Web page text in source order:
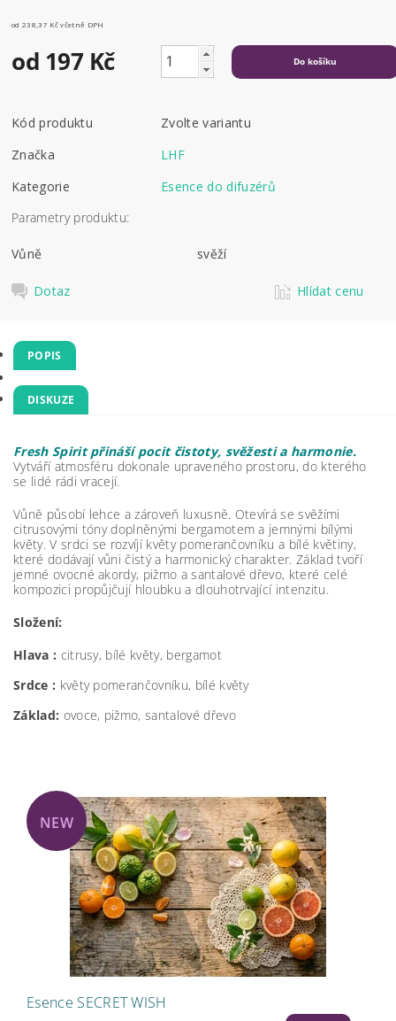
od 238,37 Kčvčetně DPH
od 197 Kč
Kód produktu
Zvolte variantu
Značka
LHF
Kategorie
Esence do difuzérů
Parametry produktu:
Vůně svěží
Dotaz Hlídat cenu
POPIS
DISKUZE
Fresh Spirit přináší pocit čistoty, svěžesti a harmonie.
Vytváří atmosféru dokonale upraveného prostoru, do kterého
se lidé rádi vracejí.
Vůně působí lehce a zároveň luxusně. Otevírá se svěžími
citrusovými tóny doplněnými bergamotem a jemnými bílými
květy. V srdci se rozvíjí květy pomerančovníku a bílé květiny,
které dodávají vůni čistý a harmonický charakter. Základ tvoří
jemné ovocné akordy, pižmo a santalové dřevo, které celé
kompozici propůjčují hloubku a dlouhotrvající intenzitu.
Složení:
Hlava : citrusy, bílé květy, bergamot
Srdce : květy pomerančovníku, bílé květy
Základ: ovoce, pižmo, santalové dřevo
NEW
Esence SECRET WISH